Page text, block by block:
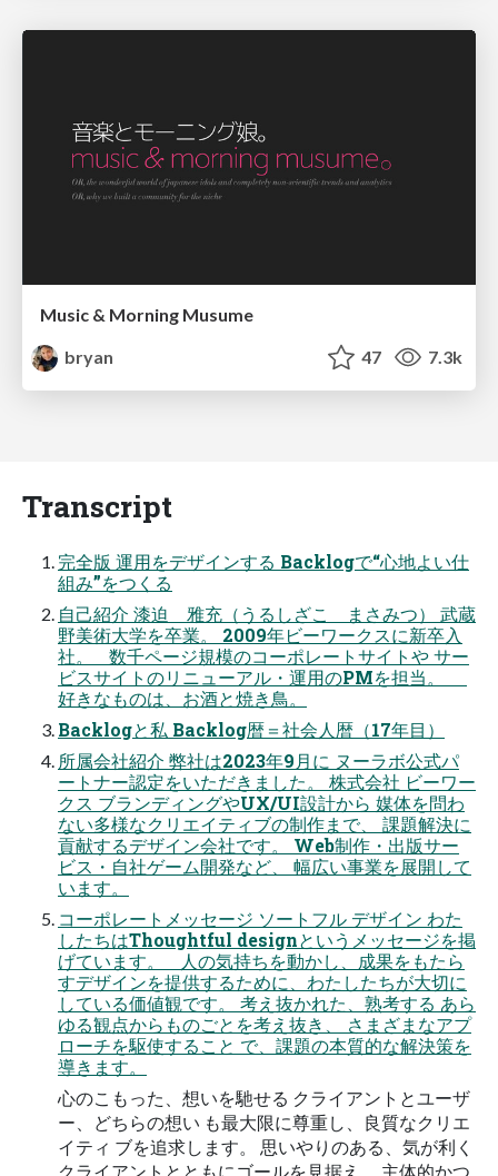
Music & Morning Musume
bryan
47 7.3k
Transcript
完全版 運用をデザインする Backlogで“心地よい仕
組み”をつくる
自己紹介 漆迫 雅充（うるしざこ まさみつ） 武蔵
野美術大学を卒業。 2009年ビーワークスに新卒入
社。 数千ページ規模のコーポレートサイトや サー
ビスサイトのリニューアル・運用のPMを担当。
好きなものは、お酒と焼き鳥。
Backlogと私 Backlog暦＝社会人暦（17年目）
所属会社紹介 弊社は2023年9月に ヌーラボ公式パ
ートナー認定をいただきました。 株式会社 ビーワー
クス ブランディングやUX/UI設計から 媒体を問わ
ない多様なクリエイティブの制作まで、 課題解決に
貢献するデザイン会社です。 Web制作・出版サー
ビス・自社ゲーム開発など、 幅広い事業を展開して
います。
コーポレートメッセージ ソートフル デザイン わた
したちはThoughtful designというメッセージを掲
げています。 人の気持ちを動かし、成果をもたら
すデザインを提供するために、わたしたちが大切に
している価値観です。 考え抜かれた、熟考する あら
ゆる観点からものごとを考え抜き、 さまざまなアプ
ローチを駆使すること で、課題の本質的な解決策を
導きます。
心のこもった、想いを馳せる クライアントとユーザ
ー、どちらの想い も最大限に尊重し、良質なクリエ
イティ ブを追求します。 思いやりのある、気が利く
クライアントとともにゴールを見据え、 主体的かつ